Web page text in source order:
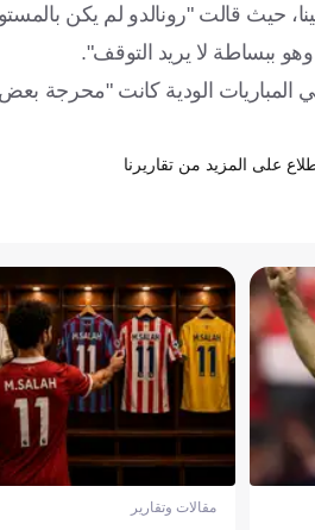
الودية كانت "محرجة
مقالات وتقارير